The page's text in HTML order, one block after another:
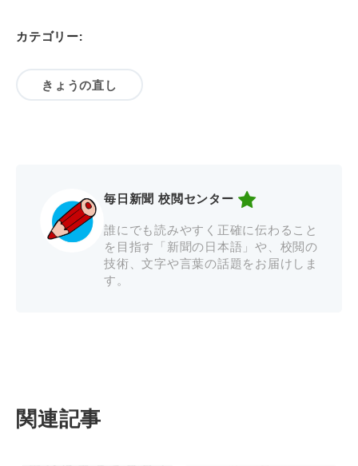
カテゴリー:
きょうの直し
毎日新聞 校閲センター
誰にでも読みやすく正確に伝わること
を目指す「新聞の日本語」や、校閲の
技術、文字や言葉の話題をお届けしま
す。
関連記事